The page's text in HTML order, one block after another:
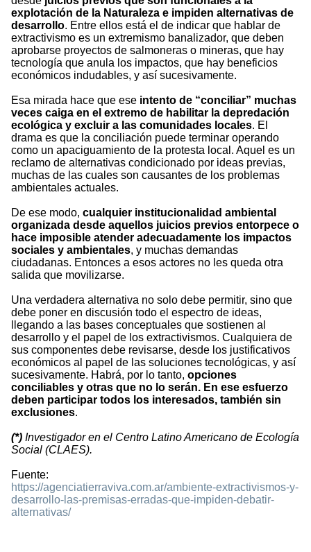
explotación de la Naturaleza e impiden alternativas de
desarrollo. Entre ellos está el de indicar que hablar de
extractivismo es un extremismo banalizador, que deben
aprobarse proyectos de salmoneras o mineras, que hay
tecnología que anula los impactos, que hay beneficios
económicos indudables, y así sucesivamente.
Esa mirada hace que ese intento de “conciliar” muchas
veces caiga en el extremo de habilitar la depredación
ecológica y excluir a las comunidades locales. El
drama es que la conciliación puede terminar operando
como un apaciguamiento de la protesta local. Aquel es un
reclamo de alternativas condicionado por ideas previas,
muchas de las cuales son causantes de los problemas
ambientales actuales.
De ese modo, cualquier institucionalidad ambiental
organizada desde aquellos juicios previos entorpece o
hace imposible atender adecuadamente los impactos
sociales y ambientales, y muchas demandas
ciudadanas. Entonces a esos actores no les queda otra
salida que movilizarse.
Una verdadera alternativa no solo debe permitir, sino que
debe poner en discusión todo el espectro de ideas,
llegando a las bases conceptuales que sostienen al
desarrollo y el papel de los extractivismos. Cualquiera de
sus componentes debe revisarse, desde los justificativos
económicos al papel de las soluciones tecnológicas, y así
sucesivamente. Habrá, por lo tanto, opciones
conciliables y otras que no lo serán. En ese esfuerzo
deben participar todos los interesados, también sin
exclusiones.
(*) Investigador en el Centro Latino Americano de Ecología
Social (CLAES).
Fuente:
https://agenciatierraviva.com.ar/ambiente-extractivismos-y-
desarrollo-las-premisas-erradas-que-impiden-debatir-
alternativas/